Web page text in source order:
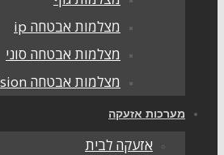
מצלמות אבטחה ip
מצלמות אבטחה סוני
מצלמות אבטחה provision
מערכות אזעקה
אזעקה לבית